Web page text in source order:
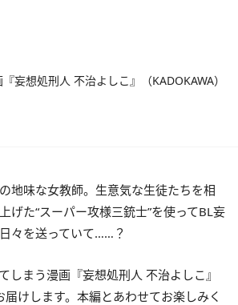
妄想処刑人 不治よしこ』（KADOKAWA）
地味な女教師。生意気な生徒たちを相
げた“スーパー攻様三銃士”を使ってBL妄
々を送っていて……？
しまう漫画『妄想処刑人 不治よしこ』
届けします。本編とあわせてお楽しみく